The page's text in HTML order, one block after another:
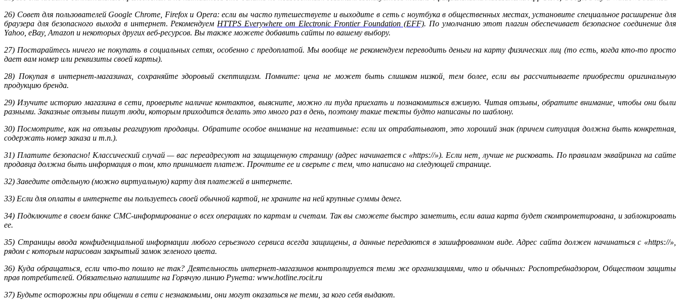
26) Совет для пользователей Google Chrome, Firefox и Opera: если вы часто путешествуете и выходите в сеть с ноутбука в общественных местах, установите специальное расширение для
браузера для безопасного выхода в интернет. Рекомендуем HTTPS Everywhere от Electronic Frontier Foundation (EFF). По умолчанию этот плагин обеспечивает безопасное соединение для
Yahoo, eBay, Amazon и некоторых других веб-ресурсов. Вы также можете добавить сайты по вашему выбору.
27) Постарайтесь ничего не покупать в социальных сетях, особенно с предоплатой. Мы вообще не рекомендуем переводить деньги на карту физических лиц (то есть, когда кто-то просто
дает вам номер или реквизиты своей карты).
28) Покупая в интернет-магазинах, сохраняйте здоровый скептицизм. Помните: цена не может быть слишком низкой, тем более, если вы рассчитываете приобрести оригинальную
продукцию бренда.
29) Изучите историю магазина в сети, проверьте наличие контактов, выясните, можно ли туда приехать и познакомиться вживую. Читая отзывы, обратите внимание, чтобы они были
разными. Заказные отзывы пишут люди, которым приходится делать это много раз в день, поэтому такие тексты будто написаны по шаблону.
30) Посмотрите, как на отзывы реагируют продавцы. Обратите особое внимание на негативные: если их отрабатывают, это хороший знак (причем ситуация должна быть конкретная,
содержать номер заказа и т.п.).
31) Платите безопасно! Классический случай — вас переадресуют на защищенную страницу (адрес начинается с «https://»). Если нет, лучше не рисковать. По правилам эквайринга на сайте
продавца должна быть информация о том, кто принимает платеж. Прочтите ее и сверьте с тем, что написано на следующей странице.
32) Заведите отдельную (можно виртуальную) карту для платежей в интернете.
33) Если для оплаты в интернете вы пользуетесь своей обычной картой, не храните на ней крупные суммы денег.
34) Подключите в своем банке СМС-информирование о всех операциях по картам и счетам. Так вы сможете быстро заметить, если ваша карта будет скомпрометирована, и заблокировать
ее.
35) Страницы ввода конфиденциальной информации любого серьезного сервиса всегда защищены, а данные передаются в зашифрованном виде. Адрес сайта должен начинаться с «https://»,
рядом с которым нарисован закрытый замок зеленого цвета.
36) Куда обращаться, если что-то пошло не так? Деятельность интернет-магазинов контролируется теми же организациями, что и обычных: Роспотребнадзором, Обществом защиты
прав потребителей. Обязательно напишите на Горячую линию Рунета: www.hotline.rocit.ru
37) Будьте осторожны при общении в сети с незнакомыми, они могут оказаться не теми, за кого себя выдают.